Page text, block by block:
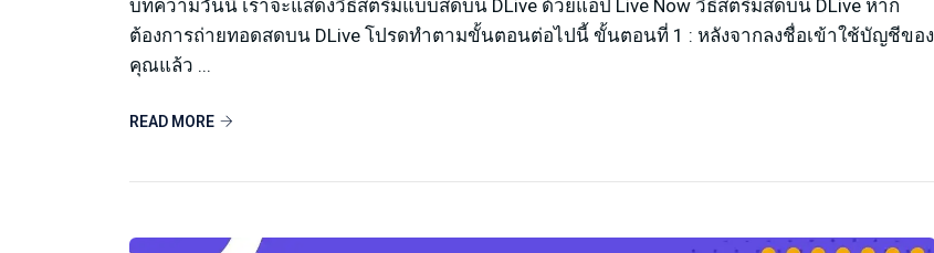
บทความวันนี้ เราจะแสดงวิธีสตรีมแบบสดบน DLive ด้วยแอป Live Now วิธีสตรีมสดบน DLive หาก
ต้องการถ่ายทอดสดบน DLive โปรดทำตามขั้นตอนต่อไปนี้ ขั้นตอนที่ 1 : หลังจากลงชื่อเข้าใช้บัญชีของ
คุณแล้ว ...
READ MORE